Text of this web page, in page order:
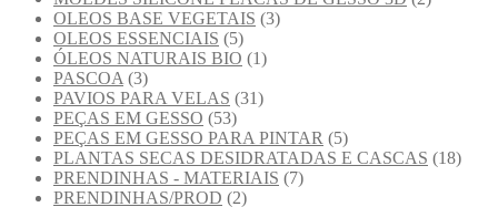
OLEOS BASE VEGETAIS (3)
OLEOS ESSENCIAIS (5)
ÓLEOS NATURAIS BIO (1)
PASCOA (3)
PAVIOS PARA VELAS (31)
PEÇAS EM GESSO (53)
PEÇAS EM GESSO PARA PINTAR (5)
PLANTAS SECAS DESIDRATADAS E CASCAS (18)
PRENDINHAS - MATERIAIS (7)
PRENDINHAS/PROD (2)